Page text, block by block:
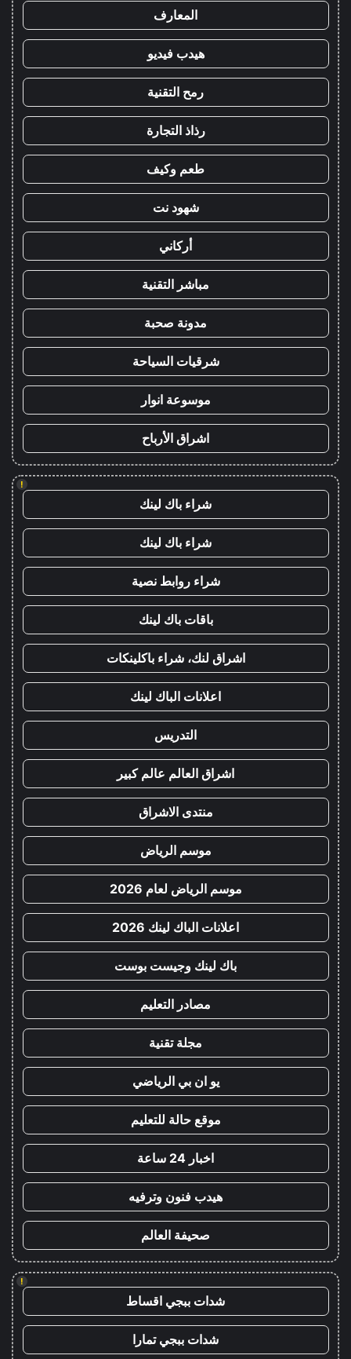
المعارف
هيدب فيديو
رمح التقنية
رذاذ التجارة
طعم وكيف
شهود نت
أركاني
مباشر التقنية
مدونة صحبة
شرقيات السياحة
موسوعة انوار
اشراق الأرباح
!
شراء باك لينك
شراء باك لينك
شراء روابط نصية
باقات باك لينك
اشراق لنك، شراء باكلينكات
اعلانات الباك لينك
التدريس
اشراق العالم عالم كبير
منتدى الاشراق
موسم الرياض
موسم الرياض لعام 2026
اعلانات الباك لينك 2026
باك لينك وجيست بوست
مصادر التعليم
مجلة تقنية
يو ان بي الرياضي
موقع حالة للتعليم
اخبار 24 ساعة
هيدب فنون وترفيه
صحيفة العالم
!
شدات ببجي اقساط
شدات ببجي تمارا